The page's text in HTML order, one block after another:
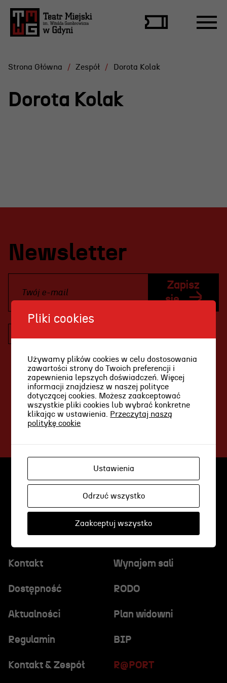
Repertuar
Festiwal R@Port
Gdyńska Nagroda Dramaturgiczna
Konkurs im. Andrzeja
Historia teatru
Zespół artystyczny
Aktualności
Wynajem scen i spektakli
Spektakle wyjazdowe
Kontakt & Zespół
Edukacja
Wydarzenia
Polecamy
Strona Główna Zespół Dorota Kolak
Dorota Kolak
Newsletter
Zapisz
się
informacji drogą elektroniczną (w tym
produktów oraz działalności Teatru
Miejskiego im. Witolda Gombrowicza w
Gdyni, zgodnie z art. 10 ustawy z dnia 18
lipca 2002 r. o świadczeniu usług drogą
elektroniczną (tj. Dz.U. z 2017 r. poz. 1219),
zgodnie zpolityką prywatności
Kontakt Wynajem sali
Dostępność RODO
R@PORT
Aktualności Plan widowni
Regulamin BIP
Kontakt & Zespół
Pliki cookies
Używamy plików cookies w celu dostosowania
zawartości strony do Twoich preferencji i
zapewnienia lepszych doświadczeń. Więcej
informacji znajdziesz w naszej polityce
dotyczącej cookies. Możesz zaakceptować
wszystkie pliki cookies lub wybrać konkretne
klikając w ustawienia.
Przeczytaj naszą
politykę cookie
Ustawienia
Odrzuć wszystko
Zaakceptuj wszystko